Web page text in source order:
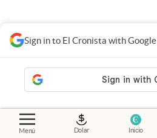
Menú Dolar Inicio
Sign in to El Cronista with Google